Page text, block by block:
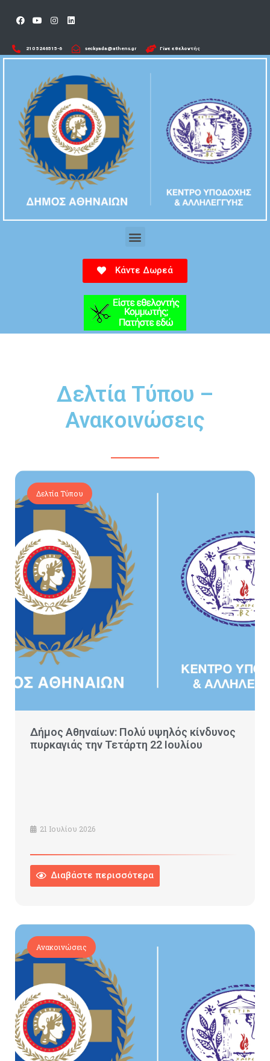
210 5246515-6​ seckyada@athens.gr Γίνε εθελοντής
Κάντε Δωρεά
Δελτία Τύπου –
Ανακοινώσεις
Δελτία Τύπου
Δήμος Αθηναίων: Πολύ υψηλός κίνδυνος
πυρκαγιάς την Τετάρτη 22 Ιουλίου
21 Ιουλίου 2026
Διαβάστε περισσότερα
Ανακοινώσεις